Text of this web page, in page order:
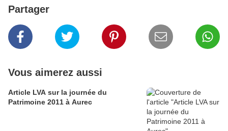
Partager
Vous aimerez aussi
Article LVA sur la journée du
Patrimoine 2011 à Aurec